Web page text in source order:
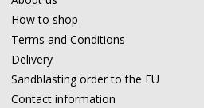
How to shop
Terms and Conditions
Delivery
Sandblasting order to the EU
Contact information